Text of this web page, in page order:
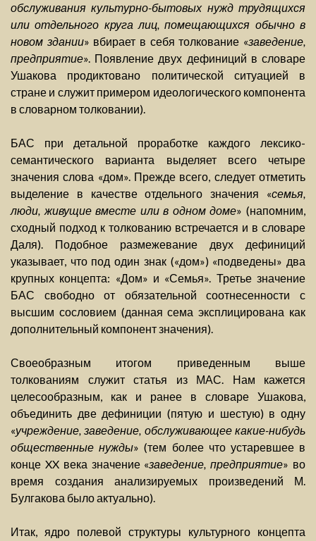
обслуживания культурно-бытовых нужд трудящихся
или отдельного круга лиц, помещающихся обычно в
новом здании» вбирает в себя толкование «заведение,
предприятие». Появление двух дефиниций в словаре
Ушакова продиктовано политической ситуацией в
стране и служит примером идеологического компонента
в словарном толковании).
БАС при детальной проработке каждого лексико-
семантического варианта выделяет всего четыре
значения слова «дом». Прежде всего, следует отметить
выделение в качестве отдельного значения «семья,
люди, живущие вместе или в одном доме» (напомним,
сходный подход к толкованию встречается и в словаре
Даля). Подобное размежевание двух дефиниций
указывает, что под один знак («дом») «подведены» два
крупных концепта: «Дом» и «Семья». Третье значение
БАС свободно от обязательной соотнесенности с
высшим сословием (данная сема эксплицирована как
дополнительный компонент значения).
Своеобразным итогом приведенным выше
толкованиям служит статья из МАС. Нам кажется
целесообразным, как и ранее в словаре Ушакова,
объединить две дефиниции (пятую и шестую) в одну
«учреждение, заведение, обслуживающее какие-нибудь
общественные нужды» (тем более что устаревшее в
конце XX века значение «заведение, предприятие» во
время создания анализируемых произведений М.
Булгакова было актуально).
Итак, ядро полевой структуры культурного концепта